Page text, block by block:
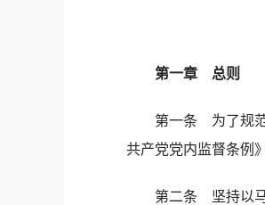
第一章 总则
第一条 为了规范纪
共产党党内监督条例
第二条 坚持以马克